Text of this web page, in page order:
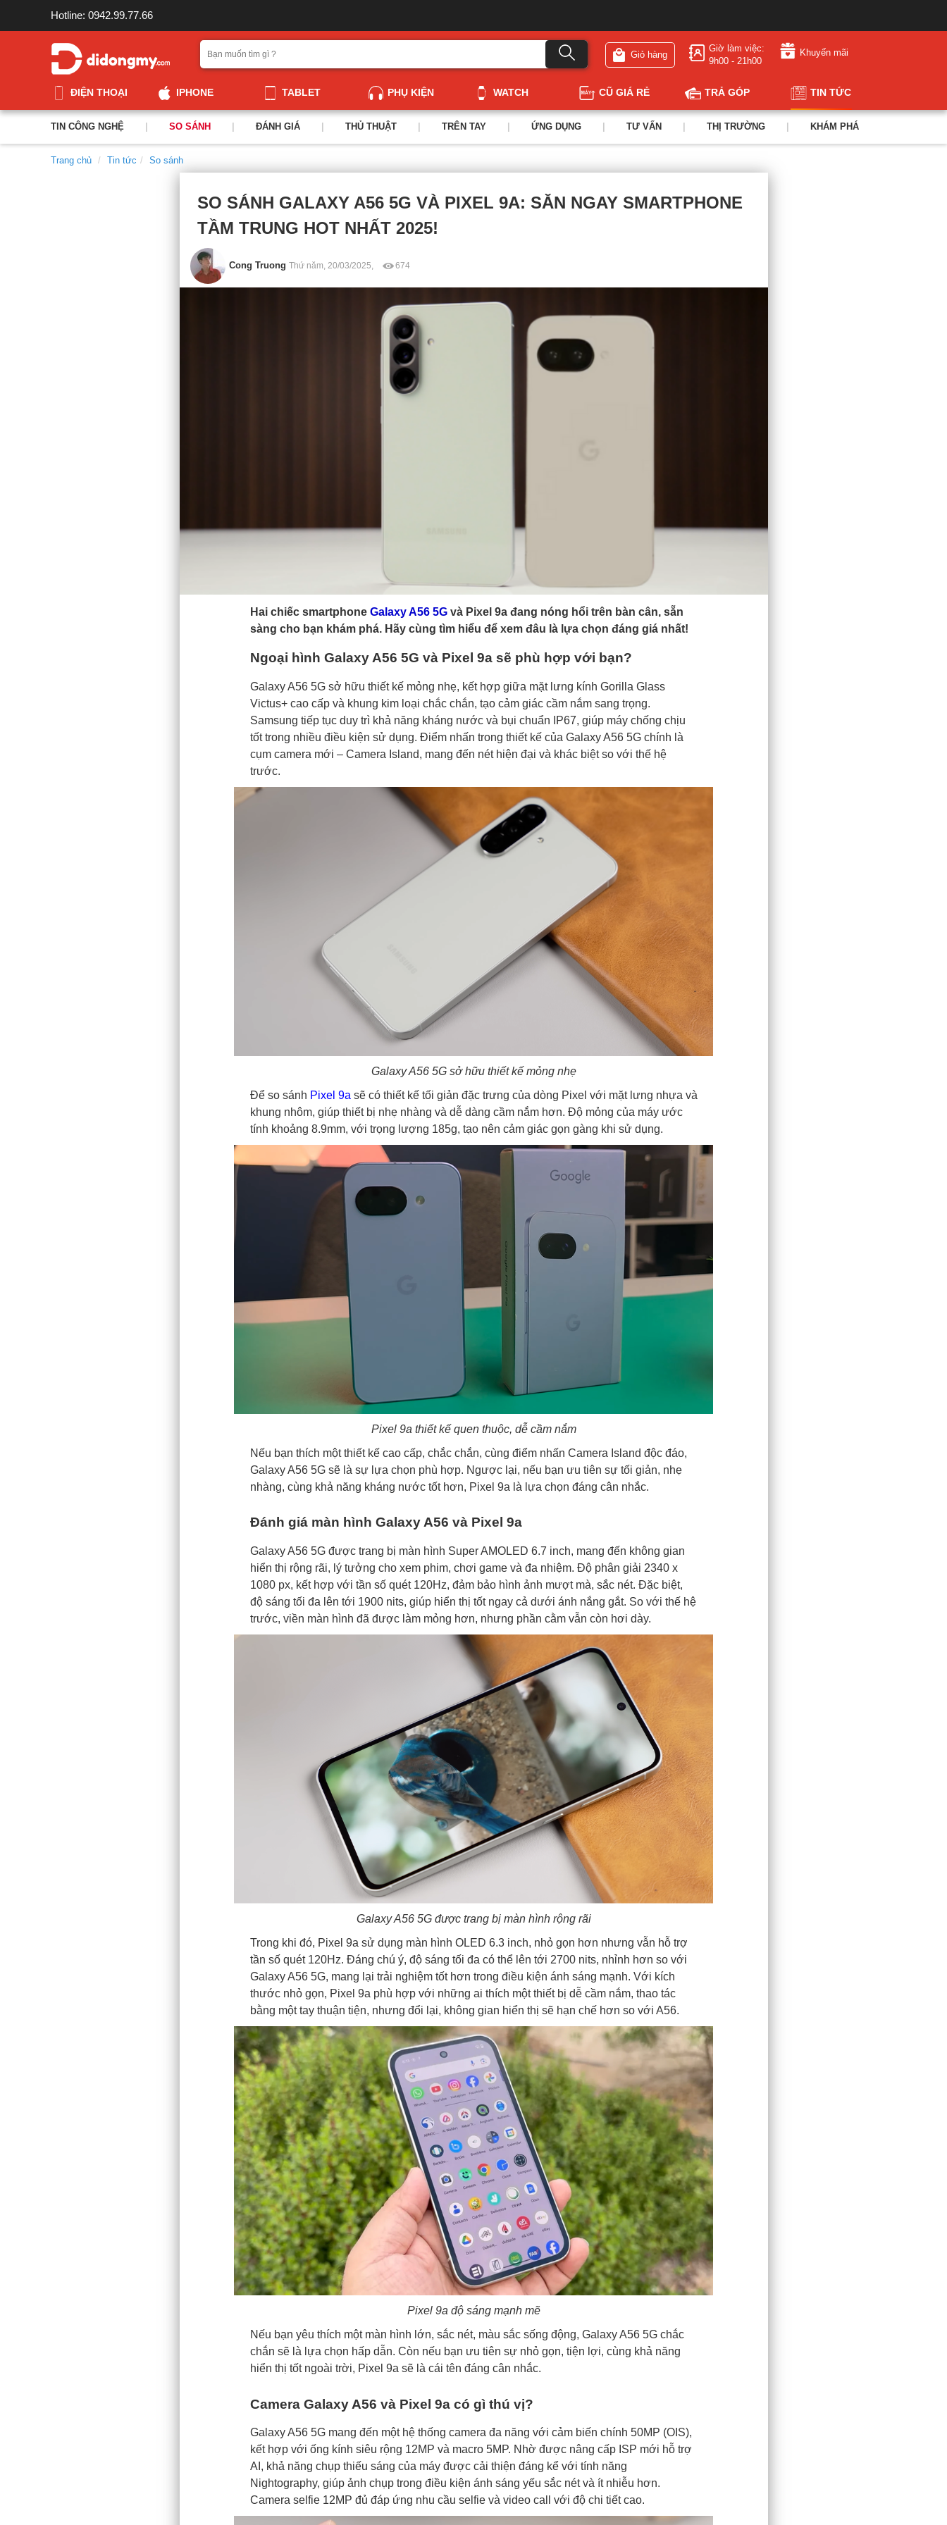
Hotline: 0942.99.77.66
Giỏ hàng
Giờ làm việc:
9h00 - 21h00
Khuyến mãi
ĐIỆN THOẠI IPHONE TABLET PHỤ KIỆN WATCH CŨ GIÁ RẺ TRẢ GÓP TIN TỨC
TIN CÔNG NGHỆ SO SÁNH ĐÁNH GIÁ THỦ THUẬT TRÊN TAY ỨNG DỤNG TƯ VẤN THỊ TRƯỜNG KHÁM PHÁ
Trang chủ Tin tức So sánh
SO SÁNH GALAXY A56 5G VÀ PIXEL 9A: SĂN NGAY SMARTPHONE
TẦM TRUNG HOT NHẤT 2025!
Cong Truong Thứ năm, 20/03/2025, 674
Hai chiếc smartphone Galaxy A56 5Gvà Pixel 9a đang nóng hổi trên bàn cân, sẵn
sàng cho bạn khám phá. Hãy cùng tìm hiểu để xem đâu là lựa chọn đáng giá nhất!
Ngoại hình Galaxy A56 5G và Pixel 9a sẽ phù hợp với bạn?
Galaxy A56 5G sở hữu thiết kế mỏng nhẹ, kết hợp giữa mặt lưng kính Gorilla Glass
Victus+ cao cấp và khung kim loại chắc chắn, tạo cảm giác cầm nắm sang trọng.
Samsung tiếp tục duy trì khả năng kháng nước và bụi chuẩn IP67, giúp máy chống chịu
tốt trong nhiều điều kiện sử dụng. Điểm nhấn trong thiết kế của Galaxy A56 5G chính là
cụm camera mới – Camera Island, mang đến nét hiện đại và khác biệt so với thế hệ
trước.
Galaxy A56 5G sở hữu thiết kế mỏng nhẹ
Để so sánh Pixel 9a sẽ có thiết kế tối giản đặc trưng của dòng Pixel với mặt lưng nhựa và
khung nhôm, giúp thiết bị nhẹ nhàng và dễ dàng cầm nắm hơn. Độ mỏng của máy ước
tính khoảng 8.9mm, với trọng lượng 185g, tạo nên cảm giác gọn gàng khi sử dụng.
Pixel 9a thiết kế quen thuộc, dễ cầm nắm
Nếu bạn thích một thiết kế cao cấp, chắc chắn, cùng điểm nhấn Camera Island độc đáo,
Galaxy A56 5G sẽ là sự lựa chọn phù hợp. Ngược lại, nếu bạn ưu tiên sự tối giản, nhẹ
nhàng, cùng khả năng kháng nước tốt hơn, Pixel 9a là lựa chọn đáng cân nhắc.
Đánh giá màn hình Galaxy A56 và Pixel 9a
Galaxy A56 5G được trang bị màn hình Super AMOLED 6.7 inch, mang đến không gian
hiển thị rộng rãi, lý tưởng cho xem phim, chơi game và đa nhiệm. Độ phân giải 2340 x
1080 px, kết hợp với tần số quét 120Hz, đảm bảo hình ảnh mượt mà, sắc nét. Đặc biệt,
độ sáng tối đa lên tới 1900 nits, giúp hiển thị tốt ngay cả dưới ánh nắng gắt. So với thế hệ
trước, viền màn hình đã được làm mỏng hơn, nhưng phần cằm vẫn còn hơi dày.
Galaxy A56 5G được trang bị màn hình rộng rãi
Trong khi đó, Pixel 9a sử dụng màn hình OLED 6.3 inch, nhỏ gọn hơn nhưng vẫn hỗ trợ
tần số quét 120Hz. Đáng chú ý, độ sáng tối đa có thể lên tới 2700 nits, nhỉnh hơn so với
Galaxy A56 5G, mang lại trải nghiệm tốt hơn trong điều kiện ánh sáng mạnh. Với kích
thước nhỏ gọn, Pixel 9a phù hợp với những ai thích một thiết bị dễ cầm nắm, thao tác
bằng một tay thuận tiện, nhưng đổi lại, không gian hiển thị sẽ hạn chế hơn so với A56.
Pixel 9a độ sáng mạnh mẽ
Nếu bạn yêu thích một màn hình lớn, sắc nét, màu sắc sống động, Galaxy A56 5G chắc
chắn sẽ là lựa chọn hấp dẫn. Còn nếu bạn ưu tiên sự nhỏ gọn, tiện lợi, cùng khả năng
hiển thị tốt ngoài trời, Pixel 9a sẽ là cái tên đáng cân nhắc.
Camera Galaxy A56 và Pixel 9a có gì thú vị?
Galaxy A56 5G mang đến một hệ thống camera đa năng với cảm biến chính 50MP (OIS),
kết hợp với ống kính siêu rộng 12MP và macro 5MP. Nhờ được nâng cấp ISP mới hỗ trợ
AI, khả năng chụp thiếu sáng của máy được cải thiện đáng kể với tính năng
Nightography, giúp ảnh chụp trong điều kiện ánh sáng yếu sắc nét và ít nhiễu hơn.
Camera selfie 12MP đủ đáp ứng nhu cầu selfie và video call với độ chi tiết cao.